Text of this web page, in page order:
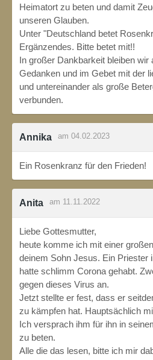
Heimatort zu beten und damit
unseren Glauben.
Unter "Deutschland betet
Ergänzendes. Bitte betet mit!!
In großer Dankbarkeit bleiben wir
Gedanken und im Gebet mit der
und untereinander als große
verbunden.
Annika am 04.02.2023
Ein Rosenkranz für den Frieden!
Anita am 11.11.2022
Liebe Gottesmutter,
heute komme ich mit einer
deinem Sohn Jesus. Ein Priester
hatte schlimm Corona gehabt.
gegen dieses Virus an.
Jetzt stellte er fest, dass er
zu kämpfen hat. Hauptsächlich
Ich versprach ihm für ihn in
zu beten.
Alle die das lesen, bitte ich mir